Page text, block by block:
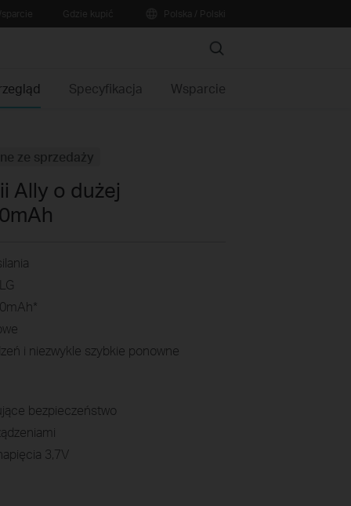
Search
Specyfikacja Wsparcie
ze sprzedaży
Ally o dużej
i niezwykle szybkie ponowne
bezpieczeństwo
3,7V